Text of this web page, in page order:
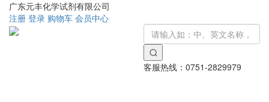
广东元丰化学试剂有限公司
注册 登录 购物车 会员中心
客服热线： 0751-2829979